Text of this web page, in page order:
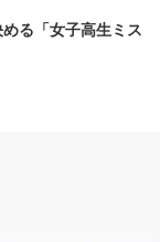
る「女子高生ミス